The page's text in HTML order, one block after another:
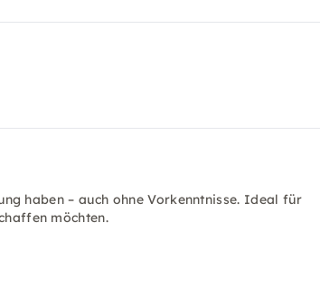
haben – auch ohne Vorkenntnisse. Ideal für
möchten.